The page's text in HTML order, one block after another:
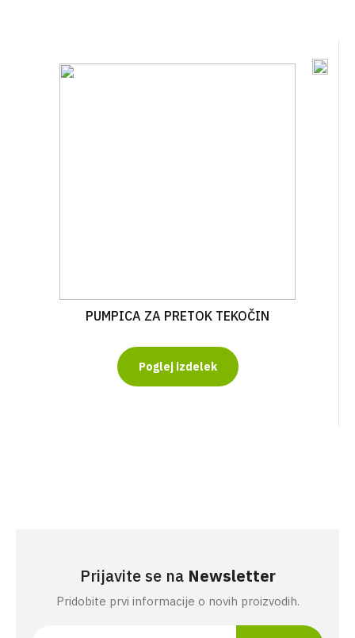
PUMPICA ZA PRETOK TEKOČIN
Poglej izdelek
Prijavite se na Newsletter
Pridobite prvi informacije o novih proizvodih.